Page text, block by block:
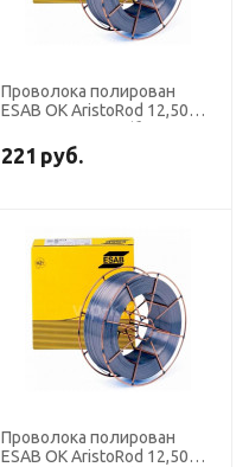
Проволока полирован
ESAB OK AristoRod 12,50
кг)
221 руб.
Проволока полирован
ESAB OK AristoRod 12,50